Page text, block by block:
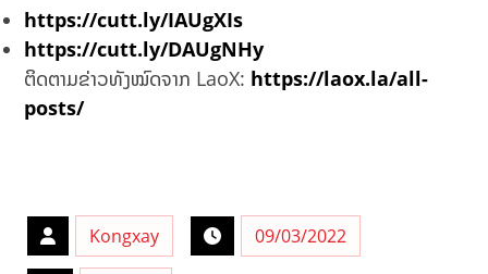
https://cutt.ly/IAUgXIs
https://cutt.ly/DAUgNHy
ຕິດຕາມຂ່າວທັງໝົດຈາກ LaoX: https://laox.la/all-
posts/
Kongxay 09/03/2022